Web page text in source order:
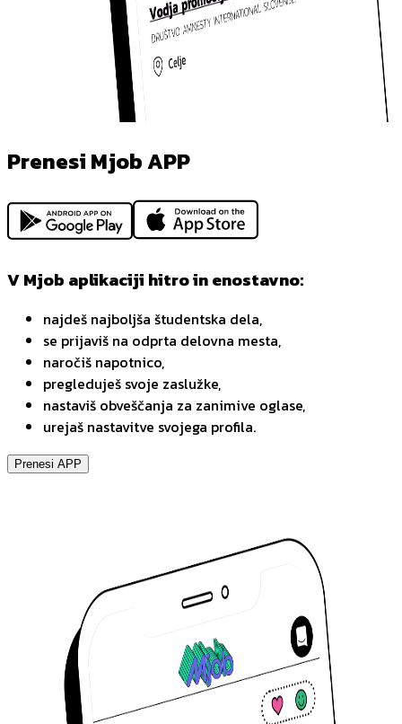
Prenesi Mjob APP
V Mjob aplikaciji hitro in enostavno:
najdeš najboljša študentska dela,
se prijaviš na odprta delovna mesta,
naročiš napotnico,
pregleduješ svoje zaslužke,
nastaviš obveščanja za zanimive oglase,
urejaš nastavitve svojega profila.
Prenesi APP